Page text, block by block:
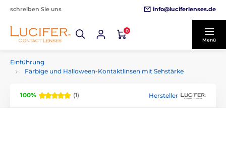
schreiben Sie uns info@luciferlenses.de
0
Menü
Einführung
Farbige und Halloween-Kontaktlinsen mit Sehstärke
100% (1) Hersteller